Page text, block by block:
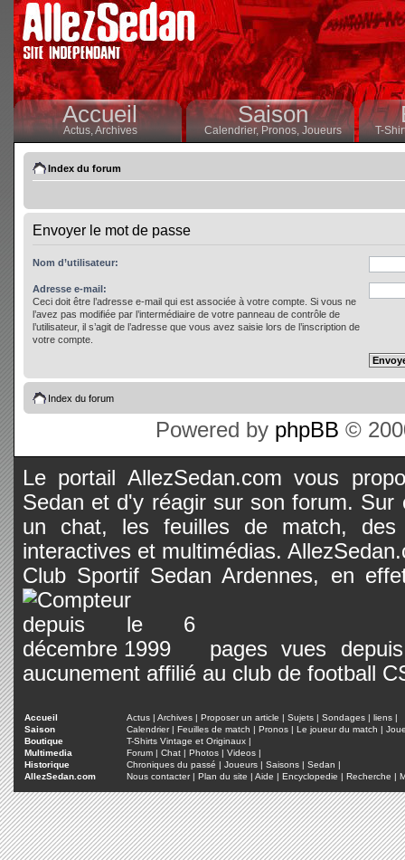
Accueil
Actus,Archives
Saison
Calendrier,Pronos, Joueurs T-
Index du forum
Envoyer le mot de passe
Nom d’utilisateur:
Adresse e-mail:
Ceci doit être l’adresse e-mail qui est associée à votre compte. Si vous ne
l’avez pas modifiée par l’intermédiaire de votre panneau de contrôle de
l’utilisateur, il s’agit de l’adresse que vous avez saisie lors de l’inscription de
votre compte.
Index du forum
Powered by phpBB ©
Le portail AllezSedan.com vous
Sedan et d'y réagir sur son forum.
un chat, les feuilles de match, des
interactives et multimédias.
Club Sportif Sedan Ardennes, en
pages vues
aucunement affilié au club de football
Accueil Actus | Archives | Proposer un article | Sujets | Sondages | liens |
Saison
Calendrier| Feuilles de match | Pronos | Le joueur du match |
Boutique
T-Shirts Vintage et Originaux |
Multimedia
Forum | Chat | Photos | Videos |
Historique
Chroniques du passé | Joueurs | Saisons | Sedan |
AllezSedan.com
Nous contacter| Plan du site | Aide | Encyclopedie | Recherche |